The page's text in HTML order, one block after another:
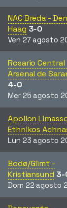
NAC Breda - Den
Haag 3-0
Ven 27 agosto
Rosario Central
Arsenal de
4-0
Mer 25 agosto
Apollon
Ethnikos
Lun 23 agosto
Bodø/Glimt -
Kristiansund 3-
Dom 22 agosto